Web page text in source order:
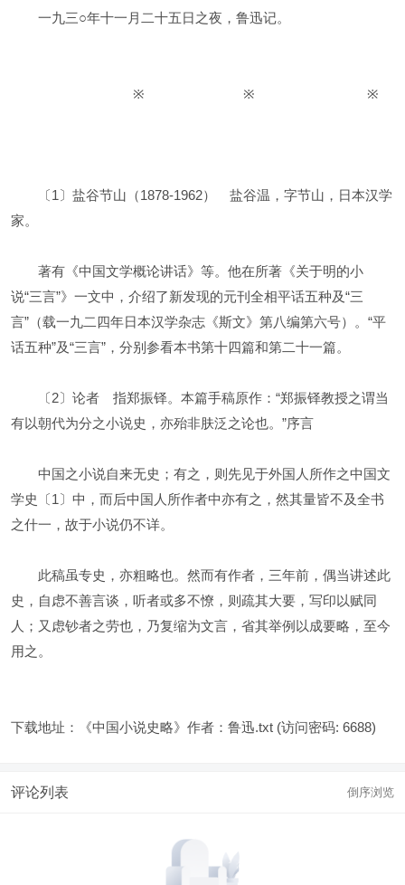
一九三○年十一月二十五日之夜，鲁迅记。
※ ※ ※
〔1〕盐谷节山（1878-1962） 盐谷温，字节山，日本汉学
家。
著有《中国文学概论讲话》等。他在所著《关于明的小
说“三言”》一文中，介绍了新发现的元刊全相平话五种及“三
言”（载一九二四年日本汉学杂志《斯文》第八编第六号）。“平
话五种”及“三言”，分别参看本书第十四篇和第二十一篇。
〔2〕论者 指郑振铎。本篇手稿原作：“郑振铎教授之谓当
有以朝代为分之小说史，亦殆非肤泛之论也。”序言
中国之小说自来无史；有之，则先见于外国人所作之中国文
学史〔1〕中，而后中国人所作者中亦有之，然其量皆不及全书
之什一，故于小说仍不详。
此稿虽专史，亦粗略也。然而有作者，三年前，偶当讲述此
史，自虑不善言谈，听者或多不憭，则疏其大要，写印以赋同
人；又虑钞者之劳也，乃复缩为文言，省其举例以成要略，至今
用之。
下载地址： 《中国小说史略》作者：鲁迅.txt (访问密码: 6688)
评论列表 倒序浏览